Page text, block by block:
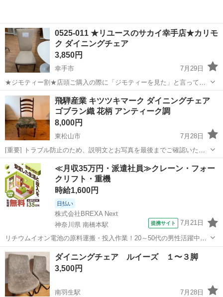
0525-011 ★リユースのサカイ幸手店★カリモ
ク ダイニングチェア
3,850円
幸手市
7月29日
★ジモティー割★店頭ご購入の際に「ジモティーを見た」と言ってい
ただくとジモティー限定価格（掲載価格の10%OFF）でご購入が可能
です。 必ずご精算前にスタッフまでお伝えくださいませ。 ---------------
-...
埼玉 幸手市 椅子
飛騨産業 キツツキマーク ダイニングチェア
ゴブラン織 花柄 アンティーク調
8,000円
東松山市
7月28日
[重要] トラブル防止のため、説明文とお写真を最後までご確認いただ
き、ご納得の上でのご購入をお願いいたします。 日本を代表する飛騨
の老舗家具メーカー、**飛騨産業（キツツキマーク）**によるアンティ
ーク調のハイバックダイ...
埼玉 東松山市 椅子 キツツキ
≪月収35万円・派遣社員≫クレーン・フォー
クリフト・重機
時給1,600円
日払い
株式会社BREXA Next
神奈川県 南橋本駅
提携サイト 7月21日
リチウムイオン電池の原料運搬・投入作業！20～50代の男性活躍中★
ワンルーム寮完備！赴任旅費会社負担！年間休日130日★フォークリフ
ト免許お持ちの方、活躍中！就業先食堂利用可★《神奈川県相模原
市》 人気の工場のお仕事 ◇電...
神奈川 相模原市 南橋本駅
ダイニングチェア ルイーズ １〜３脚
3,500円
南羽生駅
7月28日